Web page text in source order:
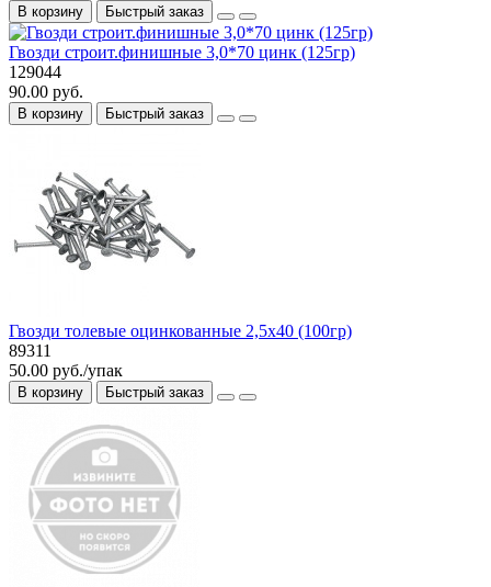
В корзину Быстрый заказ
Гвозди строит.финишные 3,0*70 цинк (125гр)
129044
90.00 руб.
В корзину Быстрый заказ
Гвозди толевые оцинкованные 2,5х40 (100гр)
89311
50.00 руб./упак
В корзину Быстрый заказ